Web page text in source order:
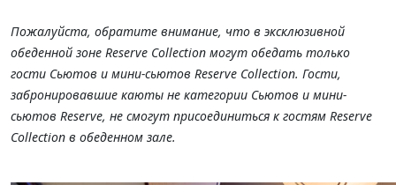
Пожалуйста, обратите внимание, что в эксклюзивной
обеденной зоне Reserve Collection могут обедать только
гости Сьютов и мини-сьютов Reserve Collection. Гости,
забронировавшие каюты не категории Сьютов и мини-
сьютов Reserve, не смогут присоединиться к гостям Reserve
Collection в обеденном зале.